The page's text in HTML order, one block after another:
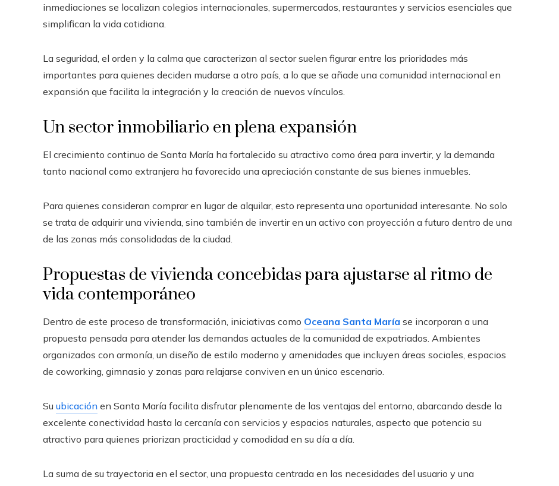
inmediaciones se localizan colegios internacionales, supermercados, restaurantes y servicios esenciales que
simplifican la vida cotidiana.
La seguridad, el orden y la calma que caracterizan al sector suelen figurar entre las prioridades más
importantes para quienes deciden mudarse a otro país, a lo que se añade una comunidad internacional en
expansión que facilita la integración y la creación de nuevos vínculos.
Un sector inmobiliario en plena expansión
El crecimiento continuo de Santa María ha fortalecido su atractivo como área para invertir, y la demanda
tanto nacional como extranjera ha favorecido una apreciación constante de sus bienes inmuebles.
Para quienes consideran comprar en lugar de alquilar, esto representa una oportunidad interesante. No solo
se trata de adquirir una vivienda, sino también de invertir en un activo con proyección a futuro dentro de una
de las zonas más consolidadas de la ciudad.
Propuestas de vivienda concebidas para ajustarse al ritmo de
vida contemporáneo
Dentro de este proceso de transformación, iniciativas como Oceana Santa María se incorporan a una
propuesta pensada para atender las demandas actuales de la comunidad de expatriados. Ambientes
organizados con armonía, un diseño de estilo moderno y amenidades que incluyen áreas sociales, espacios
de coworking, gimnasio y zonas para relajarse conviven en un único escenario.
Su ubicación en Santa María facilita disfrutar plenamente de las ventajas del entorno, abarcando desde la
excelente conectividad hasta la cercanía con servicios y espacios naturales, aspecto que potencia su
atractivo para quienes priorizan practicidad y comodidad en su día a día.
La suma de su trayectoria en el sector, una propuesta centrada en las necesidades del usuario y una